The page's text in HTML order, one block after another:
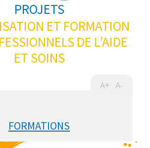
PROJETS
ET FORMATION
DE L’AIDE
ET SOINS
A+ A-
FORMATIONS